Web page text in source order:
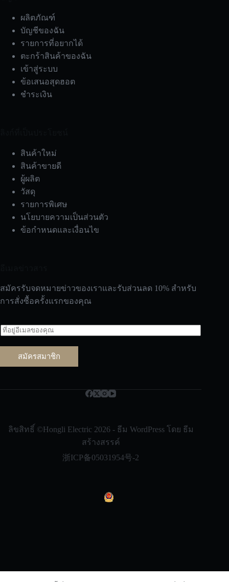
ผลิตภัณฑ์
บัญชีของฉัน
รายการที่อยากได้
ตะกร้าสินค้าของฉัน
เข้าสู่ระบบ
ข้อเสนอสุดฮอต
ชำระเงิน
สินค้าใหม่
สินค้าขายดี
ผู้ผลิต
วัสดุ
รายการพิเศษ
นโยบายความเป็นส่วนตัว
ข้อกำหนดและเงื่อนไข
สมัครรับจดหมายข่าวของเราและรับส่วนลด 10% สำหรับ
การสั่งซื้อครั้งแรกของคุณ
อี
ล
สมัครสมาชิก
ลิขสิทธิ์ ©Hongli Electric 2026 - ธีม WordPress โดย ธีม
สร้างสรรค์
浙ICP备05031954号-2
العربية